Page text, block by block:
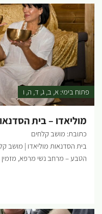
מיוחדות בחנות, להזמין סדנה
מתקיימות סדנאות שונות
עציצים בגדלים שונים, שלט
מוצרי עץ - מדף תלוי, תמונת
פותחן בירות, תחתיות לקפה
משך הסדנאות: שעה - שעה
14:00 שישי: 9:00-12:00 *ניתן להזמין סדנת ערב...
פתוח בימי: א ב ג ד ה ו
מוליאדו – בית
כתובת: מושב קלחים
בית הסדנאות מוליאדו | מושב
הטבע – מרחב נשי מרפא, מזמין
שחרור, שמחה וחיבור • קלפי
שיח נשי מחבר ותומך •
שכאלה – מפגש ביוגרפי מעורר